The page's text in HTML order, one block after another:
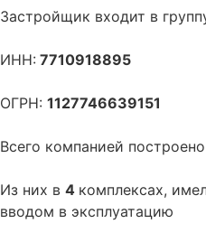
Застройщик входит в
ИНН: 7710918895
ОГРН: 1127746639151
Всего компанией
Из них в 4 комплексах,
вводом в эксплуатацию